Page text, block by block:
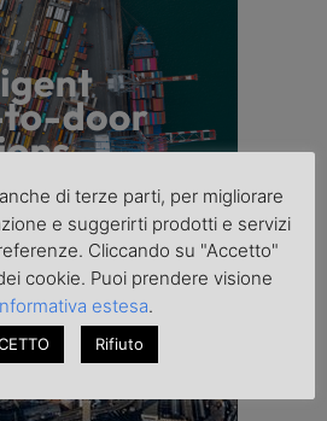
di terze parti, per migliorare
e suggerirti prodotti e servizi
Cliccando su "Accetto"
cookie. Puoi prendere visione
estesa.
Rifiuto